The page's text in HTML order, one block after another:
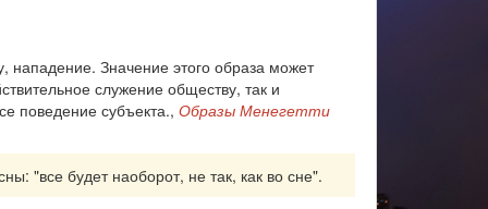
Значение этого образа может
служение обществу, так и
поведение субъекта., Образы Менегетти
"все будет наоборот, не так, как во сне".